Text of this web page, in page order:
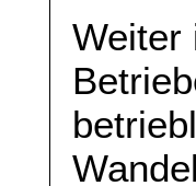
Weiter